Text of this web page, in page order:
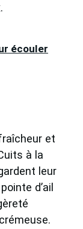
écouler
et
à la
leur
d’ail